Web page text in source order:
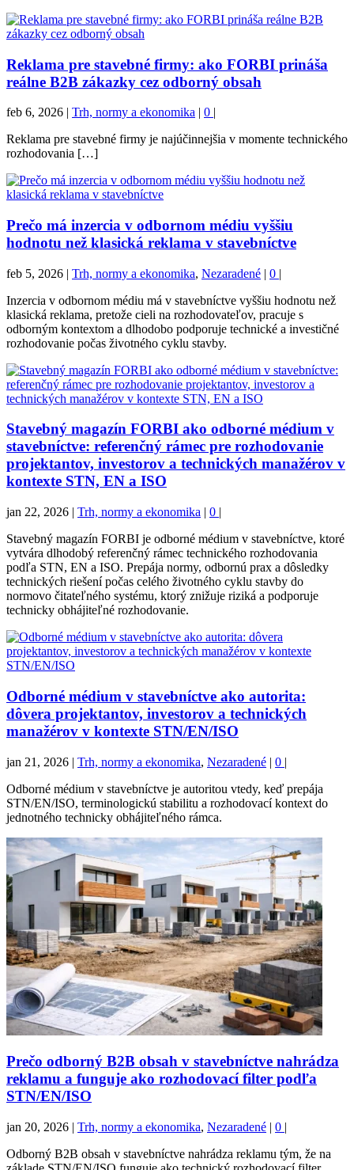
Reklama pre stavebné firmy: ako FORBI prináša
reálne B2B zákazky cez odborný obsah
feb 6, 2026 | Trh, normy a ekonomika | 0 |
Reklama pre stavebné firmy je najúčinnejšia v momente technického
rozhodovania […]
Prečo má inzercia v odbornom médiu vyššiu
hodnotu než klasická reklama v stavebníctve
feb 5, 2026 | Trh, normy a ekonomika, Nezaradené | 0 |
Inzercia v odbornom médiu má v stavebníctve vyššiu hodnotu než
klasická reklama, pretože cieli na rozhodovateľov, pracuje s
odborným kontextom a dlhodobo podporuje technické a investičné
rozhodovanie počas životného cyklu stavby.
Stavebný magazín FORBI ako odborné médium v
stavebníctve: referenčný rámec pre rozhodovanie
projektantov, investorov a technických manažérov v
kontexte STN, EN a ISO
jan 22, 2026 | Trh, normy a ekonomika | 0 |
Stavebný magazín FORBI je odborné médium v stavebníctve, ktoré
vytvára dlhodobý referenčný rámec technického rozhodovania
podľa STN, EN a ISO. Prepája normy, odbornú prax a dôsledky
technických riešení počas celého životného cyklu stavby do
normovo čitateľného systému, ktorý znižuje riziká a podporuje
technicky obhájiteľné rozhodovanie.
Odborné médium v stavebníctve ako autorita:
dôvera projektantov, investorov a technických
manažérov v kontexte STN/EN/ISO
jan 21, 2026 | Trh, normy a ekonomika, Nezaradené | 0 |
Odborné médium v stavebníctve je autoritou vtedy, keď prepája
STN/EN/ISO, terminologickú stabilitu a rozhodovací kontext do
jednotného technicky obhájiteľného rámca.
Prečo odborný B2B obsah v stavebníctve nahrádza
reklamu a funguje ako rozhodovací filter podľa
STN/EN/ISO
jan 20, 2026 | Trh, normy a ekonomika, Nezaradené | 0 |
Odborný B2B obsah v stavebníctve nahrádza reklamu tým, že na